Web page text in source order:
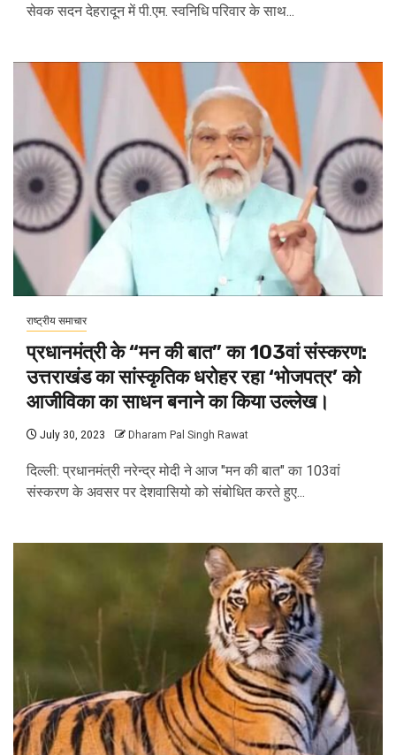
सेवक सदन देहरादून में पी.एम. स्वनिधि परिवार के साथ...
राष्ट्रीय समाचार
प्रधानमंत्री के “मन की बात” का 103वां संस्करण:
उत्तराखंड का सांस्कृतिक धरोहर रहा ‘भोजपत्र’ को
आजीविका का साधन बनाने का किया उल्लेख।
July 30, 2023 Dharam Pal Singh Rawat
दिल्ली: प्रधानमंत्री नरेन्द्र मोदी ने आज "मन की बात" का 103वां
संस्करण के अवसर पर देशवासियो को संबोधित करते हुए...